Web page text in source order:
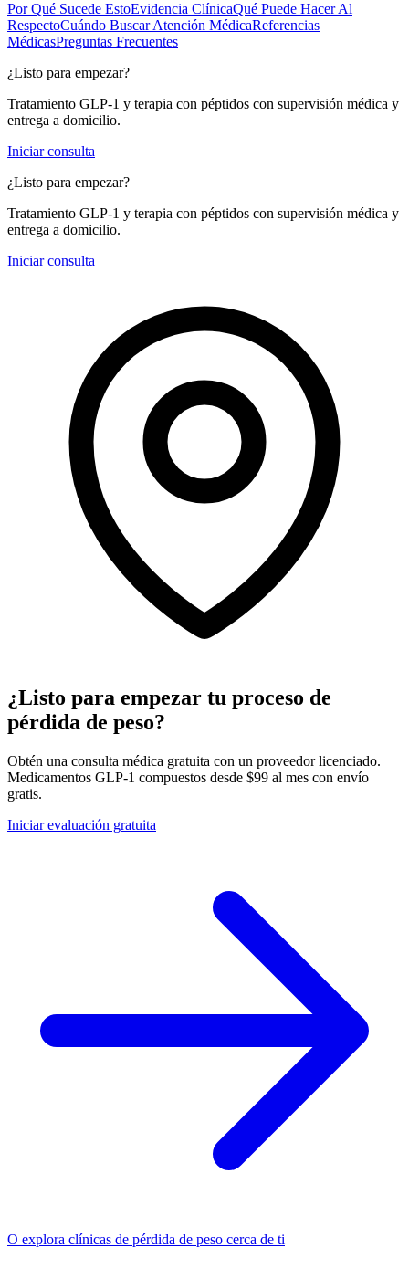
Por Qué Sucede EstoEvidencia ClínicaQué Puede Hacer Al
RespectoCuándo Buscar Atención MédicaReferencias
MédicasPreguntas Frecuentes
¿Listo para empezar?
Tratamiento GLP-1 y terapia con péptidos con supervisión médica y
entrega a domicilio.
Iniciar consulta
¿Listo para empezar?
Tratamiento GLP-1 y terapia con péptidos con supervisión médica y
entrega a domicilio.
Iniciar consulta
¿Listo para empezar tu proceso de
pérdida de peso?
Obtén una consulta médica gratuita con un proveedor licenciado.
Medicamentos GLP-1 compuestos desde $99 al mes con envío
gratis.
Iniciar evaluación gratuita
O explora clínicas de pérdida de peso cerca de ti